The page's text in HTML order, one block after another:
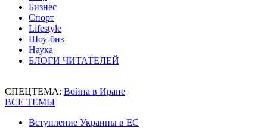
Бизнес
Спорт
Lifestyle
Шоу-биз
Наука
БЛОГИ ЧИТАТЕЛЕЙ
СПЕЦТЕМА: Война в Иране
ВСЕ ТЕМЫ
Вступление Украины в ЕС